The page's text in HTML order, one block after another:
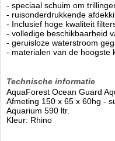
- speciaal schuim om
- ruisonderdrukkende
- Inclusief hoge kwaliteit
- volledige beschikbaarheid
- geruisloze waterstroom
- materialen van de hoogste
Technische informatie
AquaForest Ocean Guard
Afmeting 150 x 65 x 60hg -
Aquarium 590 ltr.
Kleur: Rhino